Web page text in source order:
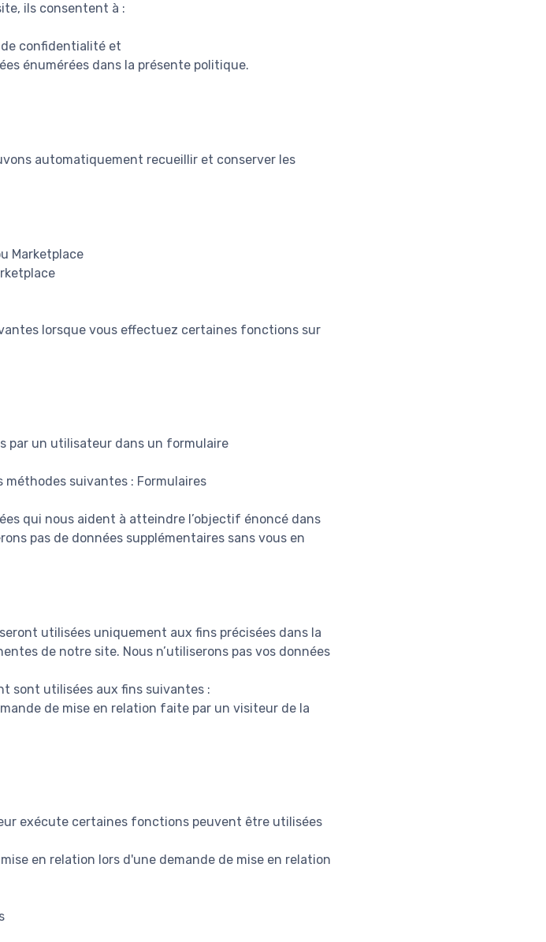
ils consentent à :
confidentialité et
énumérées dans la présente politique.
automatiquement recueillir et conserver les
Marketplace
lorsque vous effectuez certaines fonctions sur
par un utilisateur dans un formulaire
méthodes suivantes : Formulaires
qui nous aident à atteindre l’objectif énoncé dans
pas de données supplémentaires sans vous en
utilisées uniquement aux fins précisées dans la
de notre site. Nous n’utiliserons pas vos données
sont utilisées aux fins suivantes :
de mise en relation faite par un visiteur de la
exécute certaines fonctions peuvent être utilisées
en relation lors d'une demande de mise en relation